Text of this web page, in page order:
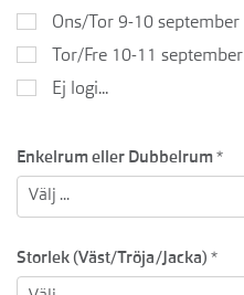
Ons/Tor 9-10 september
Tor/Fre 10-11 september
Ej logi...
Enkelrum eller Dubbelrum *
Storlek (Väst/Tröja/Jacka) *